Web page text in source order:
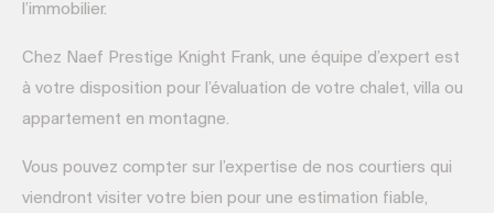
l’immobilier.
Chez Naef Prestige Knight Frank, une équipe d’expert est
à votre disposition pour l’évaluation de votre chalet, villa ou
appartement en montagne.
Vous pouvez compter sur l’expertise de nos courtiers qui
viendront visiter votre bien pour une estimation fiable,